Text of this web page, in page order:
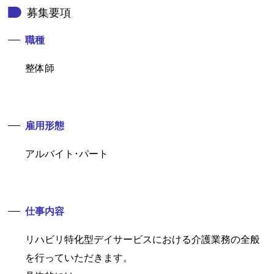
募集要項
職種
整体師
雇用形態
アルバイト･パート
仕事内容
リハビリ特化型デイサービスにおける介護業務の全般
を行っていただきます。